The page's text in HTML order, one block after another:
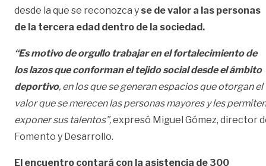
desde la que se reconozca y se de valor a las personas
de la tercera edad dentro de la sociedad.
“Es motivo de orgullo trabajar en el fortalecimiento de
los lazos que conforman el tejidosocial desde el ámbito
deportivo, en los que se generan espacios que otorgan el
valorque se merecen las personas mayores y les permiten
exponer sus talentos”,expresó Miguel Gómez, director
Fomento y Desarrollo.
El encuentro contará con la asistencia de 300